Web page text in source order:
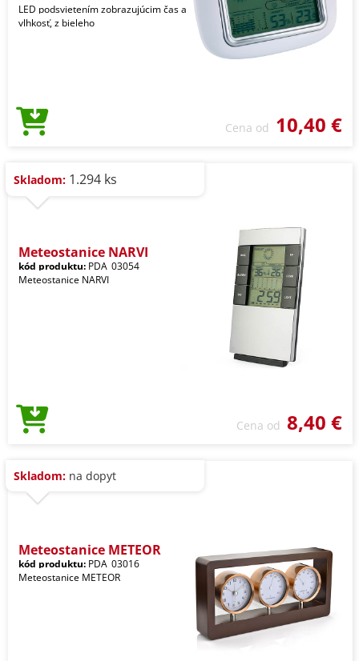
LED podsvietením zobrazujúcim čas a
vlhkosť, z bieleho
Cena od 10,40 €
Skladom: 1.294 ks
Meteostanice NARVI
kód produktu: PDA_03054
Meteostanice NARVI
Cena od 8,40 €
Skladom: na dopyt
Meteostanice METEOR
kód produktu: PDA_03016
Meteostanice METEOR